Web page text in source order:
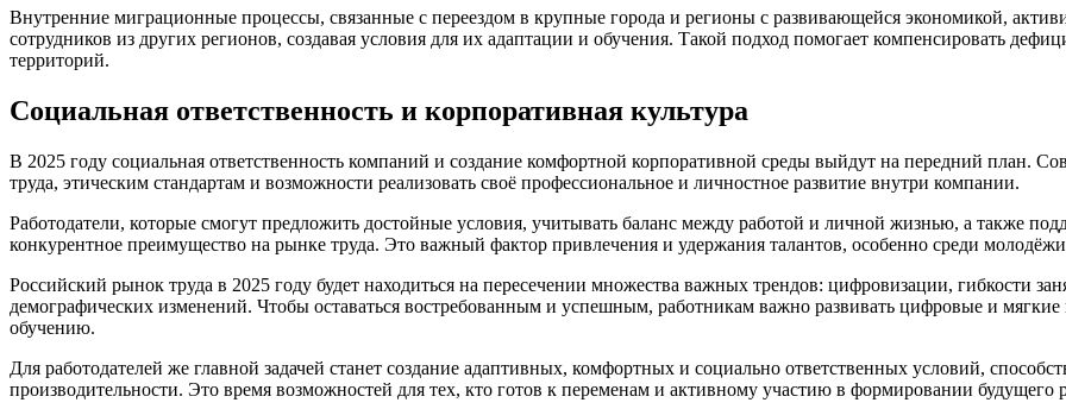
Внутренние миграционные процессы, связанные с переездом в крупные города и регионы с развивающейся экономикой,
сотрудников из других регионов, создавая условия для их адаптации и обучения. Такой подход помогает компенсировать
территорий.
Социальная ответственность и корпоративная культура
В 2025 году социальная ответственность компаний и создание комфортной корпоративной среды выйдут на передний план.
труда, этическим стандартам и возможности реализовать своё профессиональное и личностное развитие внутри компании.
Работодатели, которые смогут предложить достойные условия, учитывать баланс между работой и личной жизнью, а также
конкурентное преимущество на рынке труда. Это важный фактор привлечения и удержания талантов, особенно среди
Российский рынок труда в 2025 году будет находиться на пересечении множества важных трендов: цифровизации, гибкости
демографических изменений. Чтобы оставаться востребованным и успешным, работникам важно развивать цифровые и
обучению.
Для работодателей же главной задачей станет создание адаптивных, комфортных и социально ответственных условий,
производительности. Это время возможностей для тех, кто готов к переменам и активному участию в формировании будущего